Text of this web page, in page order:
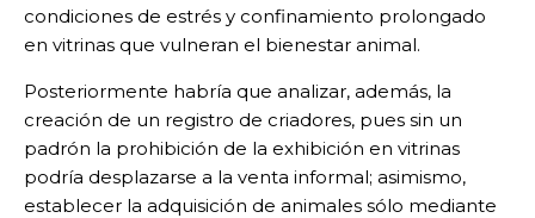
condiciones de estrés y confinamiento prolongado
en vitrinas que vulneran el bienestar animal.
Posteriormente habría que analizar, además, la
creación de un registro de criadores, pues sin un
padrón la prohibición de la exhibición en vitrinas
podría desplazarse a la venta informal; asimismo,
establecer la adquisición de animales sólo mediante